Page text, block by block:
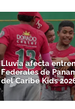
Lluvia afecta
Federales de
del Caribe Kids